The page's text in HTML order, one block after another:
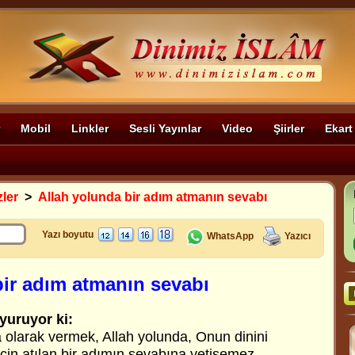
Mobil Linkler Sesli Yayınlar Video Şiirler Ekart
> Allah yolunda bir adım atmanın sevabı
Yazı boyutu WhatsApp Yazıcı
adım atmanın sevabı
ki:
olarak vermek, Allah yolunda, Onun dinini